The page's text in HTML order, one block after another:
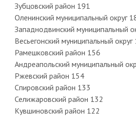
Зубцовский район 191
Оленинский муниципальный округ
Западнодвинский муниципальный
Весьегонский муниципальный округ
Рамешковский район 156
Андреапольский муниципальный
Ржевский район 154
Спировский район 133
Селижаровский район 132
Кувшиновский район 122